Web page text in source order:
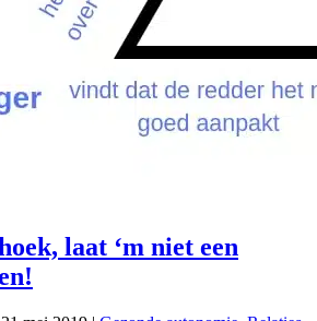
laat ‘m niet een